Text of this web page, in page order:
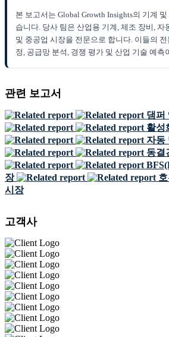
본 보고서는 Global Growth Insights의 기계
습니다. 당사 팀은 산업용 기계, 제조 장비, 자
및 중공업 시장을 전문으로 합니다. 이들의
정, 공급망 분석, 경쟁 평가 및 산업 기술 예측
관련 보고서
댐퍼
활성
자동
동결
장
시장
고객사